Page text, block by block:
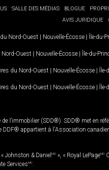
SALLE DES MÉDIAS BLOGUE
AVIS JURIDIQUE
Nord-Ouest | Nouvelle-Écosse | Île-du-
Nord-Ouest | Nouvelle-Écosse | Île-du-
du Nord-Ouest | Nouvelle-Écosse | Île-
du Nord-Ouest | Nouvelle-Écosse | Île-
l’immobilier (SDD®). SDD® met en
appartient à l'Association
Johnston & Daniel MD », « Royal LePageMD
ServicesMD